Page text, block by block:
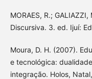
MORAES, R.;
Discursiva. 3. ed. Ijuí:
Moura, D. H. (2007).
e tecnológica:
integração. Holos,